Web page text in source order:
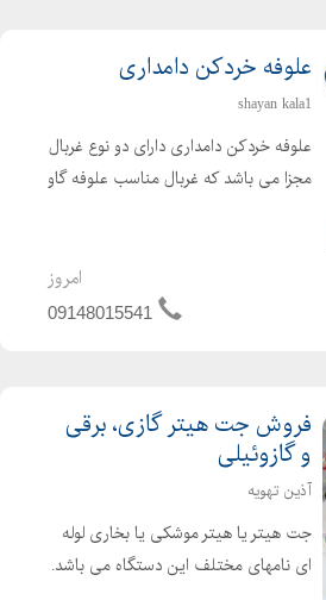
علوفه خردکن دامداری
shayan kala1
علوفه خردکن دامداری دارای دو نوع غربال
مجزا می باشد که غربال مناسب علوفه گاو
تیغه های تعبیه شده ثابت در بدنه و تیغه
امروز
09148015541
فروش جت هیتر گازی، برقی
و گازوئیلی
آذین تهویه
جت هیتر یا هیتر موشکی یا بخاری لوله
ای نامهای مختلف این دستگاه می باشد.